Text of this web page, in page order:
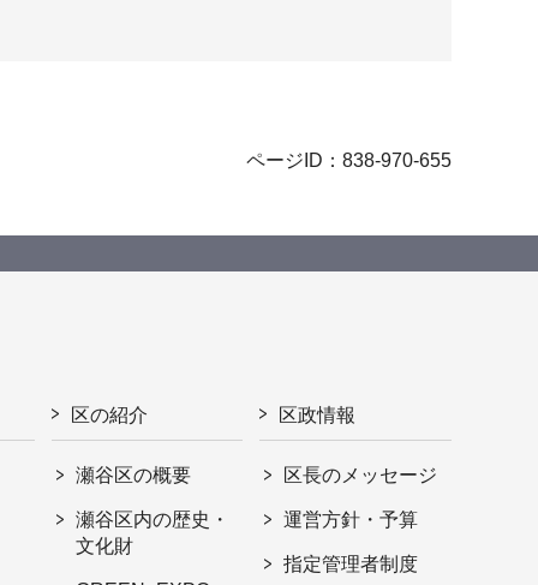
ページID：838-970-655
区の紹介
瀬谷区の概要
瀬谷区内の歴史・
文化財
区政情報
区長のメッセージ
運営方針・予算
指定管理者制度